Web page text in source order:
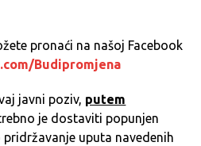
pronaći na našoj Facebook
Budipromjena
javni poziv, putem
je dostaviti popunjen
uputa navedenih